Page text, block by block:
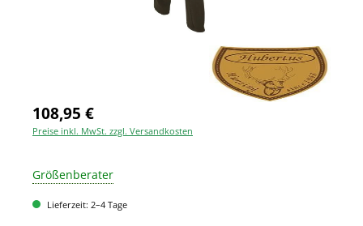
108,95 €
Preise inkl. MwSt. zzgl. Versandkosten
Größenberater
Lieferzeit: 2–4 Tage